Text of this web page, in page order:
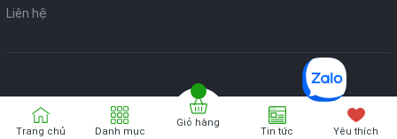
Liên hệ
Bản quyển thuộc về VPP ONLINE
Trang chủ Danh mục
Giỏ hàng
Tin tức Yêu thích